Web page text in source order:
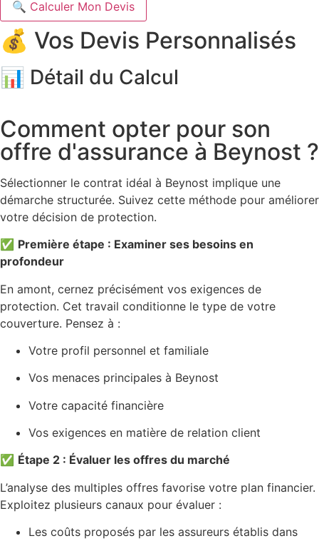
🔍 Calculer Mon Devis
💰 Vos Devis Personnalisés
📊 Détail du Calcul
Comment opter pour son
offre d'assurance à Beynost ?
Sélectionner le contrat idéal à Beynost implique une
démarche structurée. Suivez cette méthode pour améliorer
votre décision de protection.
✅ Première étape : Examiner ses besoins en
profondeur
En amont, cernez précisément vos exigences de
protection. Cet travail conditionne le type de votre
couverture. Pensez à :
Votre profil personnel et familiale
Vos menaces principales à Beynost
Votre capacité financière
Vos exigences en matière de relation client
✅ Étape 2 : Évaluer les offres du marché
L’analyse des multiples offres favorise votre plan financier.
Exploitez plusieurs canaux pour évaluer :
Les coûts proposés par les assureurs établis dans